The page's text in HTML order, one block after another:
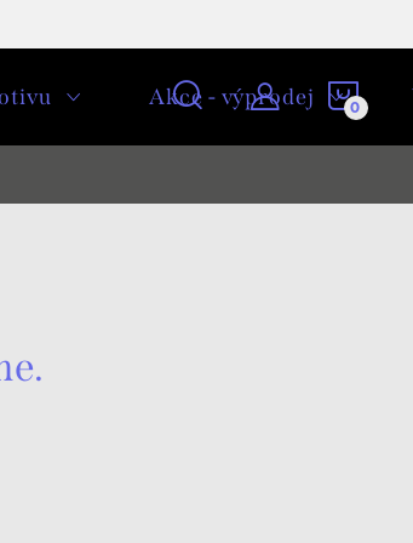
Akce - výprodej